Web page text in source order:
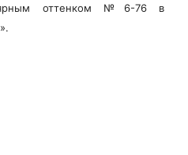
оттенком №6-76 в